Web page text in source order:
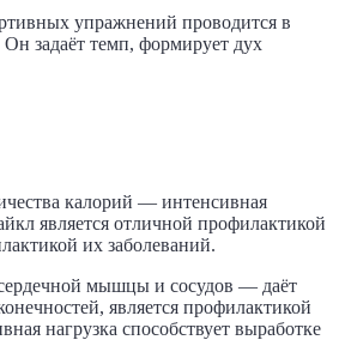
упражнений проводится в
задаёт темп, формирует дух
калорий — интенсивная
является отличной профилактикой
их заболеваний.
мышцы и сосудов — даёт
является профилактикой
нагрузка способствует выработке